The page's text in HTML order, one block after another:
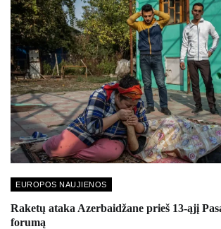
EUROPOS NAUJIENOS
Raketų ataka Azerbaidžane prieš 13-ąjį
forumą